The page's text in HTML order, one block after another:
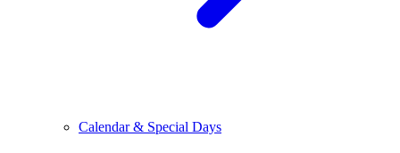
Calendar & Special Days